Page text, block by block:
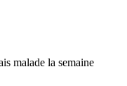
malade la semaine